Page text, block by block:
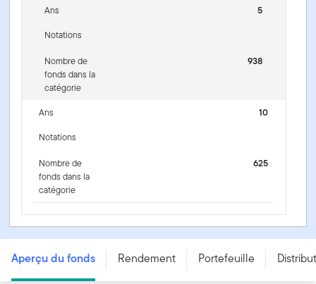
Ans
5
Notations
Nombre de
fonds dans la
catégorie
938
Ans
10
Notations
Nombre de
fonds dans la
catégorie
625
Fonds d'opportunités américaines Franklin - Series A -
USD
Aperçu du fonds Rendement Portefeuille